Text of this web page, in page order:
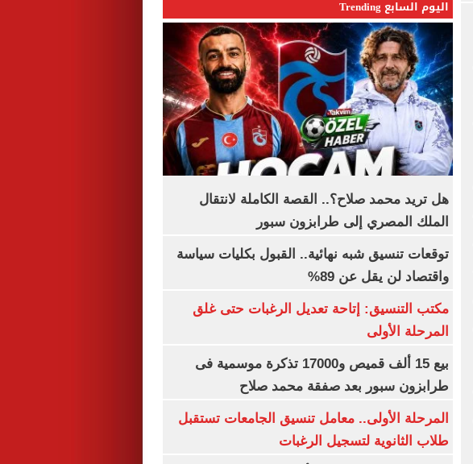
اليوم السابع Trending
هل تريد محمد صلاح؟.. القصة الكاملة لانتقال
الملك المصري إلى طرابزون سبور
توقعات تنسيق شبه نهائية.. القبول بكليات سياسة
واقتصاد لن يقل عن 89%
مكتب التنسيق: إتاحة تعديل الرغبات حتى غلق
المرحلة الأولى
بيع 15 ألف قميص و17000 تذكرة موسمية فى
طرابزون سبور بعد صفقة محمد صلاح
المرحلة الأولى.. معامل تنسيق الجامعات تستقبل
طلاب الثانوية لتسجيل الرغبات